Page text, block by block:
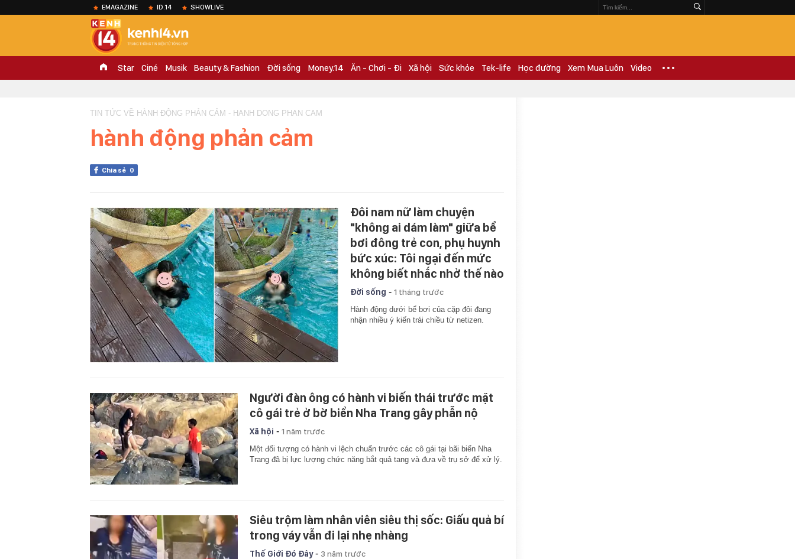
EMAGAZINE ID.14 SHOWLIVE
Star Ciné Musik Beauty & Fashion Đời sống Money.14 Ăn - Chơi - Đi Xã hội Sức khỏe Tek-life Học đường Xem Mua Luôn Video
TIN TỨC VỀ HÀNH ĐỘNG PHẢN CẢM - HANH DONG PHAN CAM
hành động phản cảm
Chia sẻ 0
Đôi nam nữ làm chuyện
"không ai dám làm" giữa bể
bơi đông trẻ con, phụ huynh
bức xúc: Tôi ngại đến mức
không biết nhắc nhở thế nào
Đời sống - 1 tháng trước
Hành động dưới bể bơi của cặp đôi đang
nhận nhiều ý kiến trái chiều từ netizen.
Người đàn ông có hành vi biến thái trước mặt
cô gái trẻ ở bờ biển Nha Trang gây phẫn nộ
Xã hội - 1 năm trước
Một đối tượng có hành vi lệch chuẩn trước các cô gái tại bãi biển Nha
Trang đã bị lực lượng chức năng bắt quả tang và đưa về trụ sở để xử lý.
Siêu trộm làm nhân viên siêu thị sốc: Giấu quả bí
trong váy vẫn đi lại nhẹ nhàng
Thế Giới Đó Đây- 3 năm trước